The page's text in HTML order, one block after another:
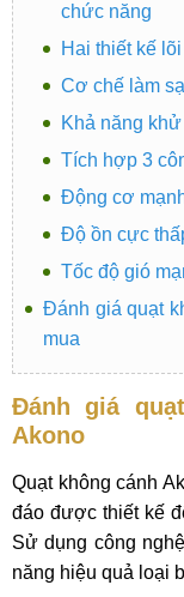
chức năng
Hai thiết kế
Cơ chế làm
Khả năng
Tích hợp 3
Động cơ
Độ ồn cực
Tốc độ gió
Đánh giá quạt
mua
Đánh giá
Akono
Quạt không cánh
đáo được thiết kế
Sử dụng công
năng hiệu quả loại